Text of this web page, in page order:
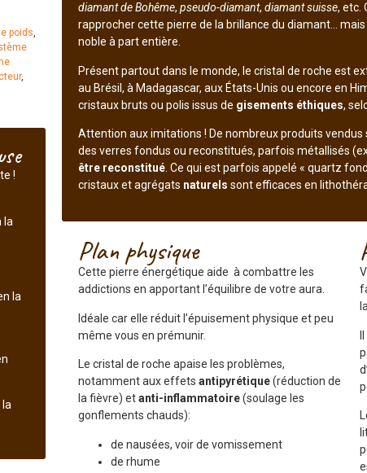
poids,
,
!
la
la
la
diamant de Bohême, pseudo-diamant, diamant suisse, etc.
rapprocher cette pierre de la brillance du diamant…
noble à part entière.
Présent partout dans le monde, le cristal de roche est
au Brésil, à Madagascar, aux États-Unis ou encore en
cristaux bruts ou polis issus de gisements éthiques,
Attention aux imitations ! De nombreux produits vendus
des verres fondus ou reconstitués, parfois métallisés
être reconstitué. Ce qui est parfois appelé « quartz
cristaux et agrégats naturels sont efficaces en
Plan physique
Cette pierre énergétique aide à combattre les
addictions en apportant l’équilibre de votre aura.
Idéale car elle réduit l’épuisement physique et peu
même vous en prémunir.
Le cristal de roche apaise les problèmes,
notamment aux effets antipyrétique(réduction de
la fièvre) etanti-inflammatoire(soulage les
gonflements chauds):
de nausées, voir de vomissement
de rhume